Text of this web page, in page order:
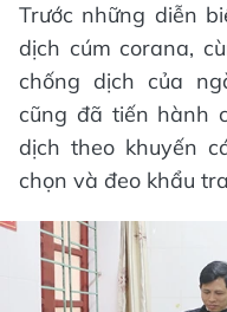
Trước những diễn
dịch cúm corana,
chống dịch của
cũng đã tiến hành
dịch theo khuyến
chọn và đeo khẩu